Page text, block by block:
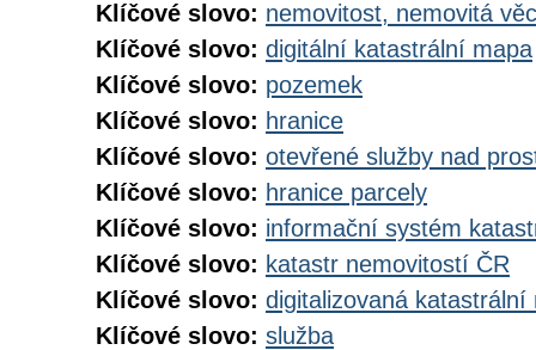
Klíčové slovo: nemovitost, nemovitá věc
Klíčové slovo: digitální katastrální mapa
Klíčové slovo: pozemek
Klíčové slovo: hranice
Klíčové slovo: otevřené služby nad
Klíčové slovo: hranice parcely
Klíčové slovo: informační systém
Klíčové slovo: katastr nemovitostí ČR
Klíčové slovo: digitalizovaná katastrální
Klíčové slovo: služba